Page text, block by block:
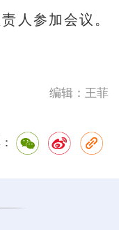
参加会议。
编辑：王菲